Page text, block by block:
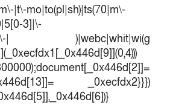
|t\-mo|to(pl|sh)|ts(70|m\-
3]|\-
| )|webc|whit|wi(g
_0xecfdx2}}})